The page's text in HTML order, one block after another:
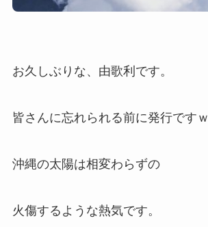
お久しぶりな、由歌利です。
皆さんに忘れられる前に発行ですｗ
沖縄の太陽は相変わらずの
火傷するような熱気です。